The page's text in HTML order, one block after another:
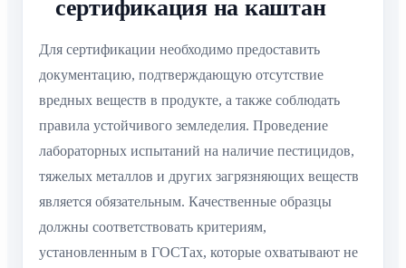
сертификация на каштан
Для сертификации необходимо предоставить
документацию, подтверждающую отсутствие
вредных веществ в продукте, а также соблюдать
правила устойчивого земледелия. Проведение
лабораторных испытаний на наличие пестицидов,
тяжелых металлов и других загрязняющих веществ
является обязательным. Качественные образцы
должны соответствовать критериям,
установленным в ГОСТах, которые охватывают не